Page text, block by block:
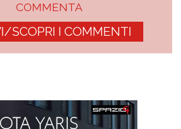
COMMENTA
SCOPRI I COMMENTI